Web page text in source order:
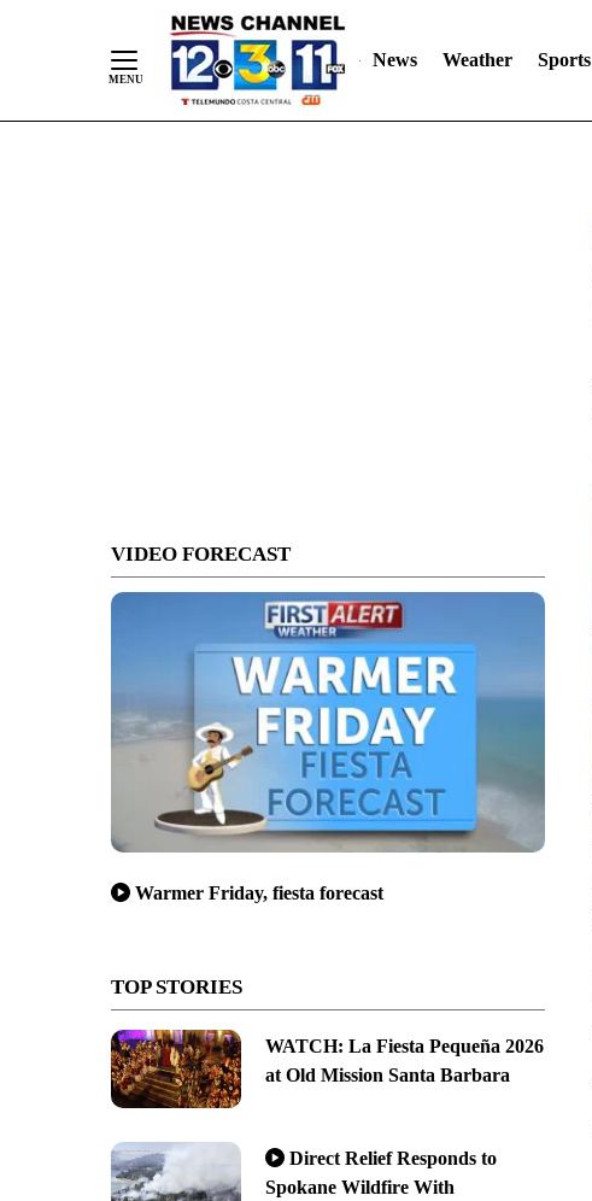
News Weather Sports
VIDEO FORECAST
Warmer Friday, fiesta forecast
TOP STORIES
WATCH: La Fiesta Pequeña 2026
at Old Mission Santa Barbara
Direct Relief Responds to
Spokane Wildfire With